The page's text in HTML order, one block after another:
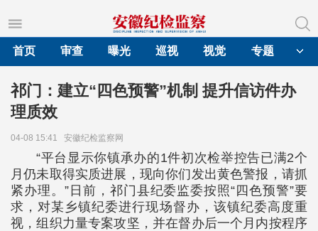
首页
审查 曝光 巡视 视觉 专题
祁门：建立“四色预警”机制 提升信访件办
理质效
04-08 15:41 安徽纪检监察网
“平台显示你镇承办的1件初次检举控告已满2个
月仍未取得实质进展，现向你们发出黄色警报，请抓
紧办理。”日前，祁门县纪委监委按照“四色预警”要
求，对某乡镇纪委进行现场督办，该镇纪委高度重
视，组织力量专案攻坚，并在督办后一个月内按程序